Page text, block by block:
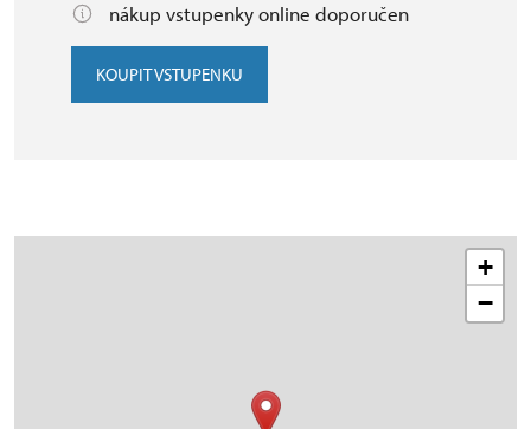
nákup vstupenky online doporučen
KOUPIT VSTUPENKU
+
−